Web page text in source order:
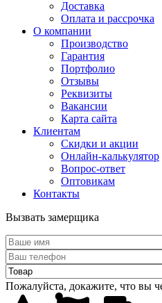
Доставка
Оплата и рассрочка
О компании
Производство
Гарантия
Портфолио
Отзывы
Реквизиты
Вакансии
Карта сайта
Клиентам
Скидки и акции
Онлайн-калькулятор
Вопрос-ответ
Оптовикам
Контакты
Вызвать замерщика
Пожалуйста, докажите, что вы